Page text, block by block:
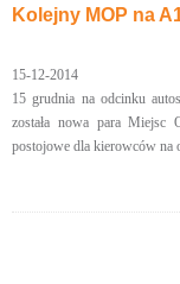
Kolejny MOP na
15-12-2014
15 grudnia na odcinku
została nowa para Miejsc
postojowe dla kierowców na